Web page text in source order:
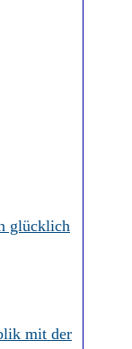
glücklich
mit der